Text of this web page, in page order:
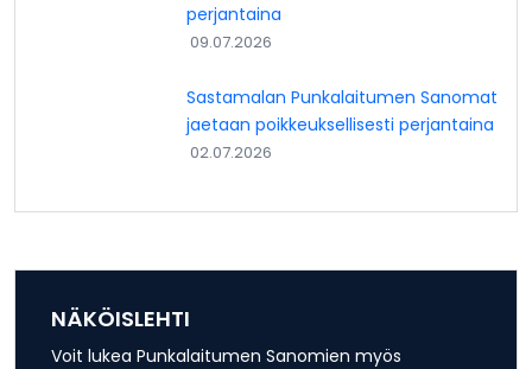
perjantaina
09.07.2026
Sastamalan Punkalaitumen Sanomat
jaetaan poikkeuksellisesti perjantaina
02.07.2026
NÄKÖISLEHTI
Voit lukea Punkalaitumen Sanomien myös